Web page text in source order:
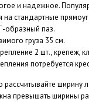
и надежное.
на стандартные
образный паз.
груза 35 см.
2 шт., крепеж,
потребуется
рассчитывайте ширину
превышать ширины